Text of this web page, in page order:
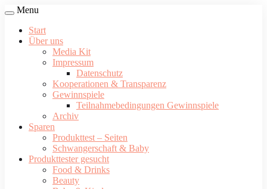
Menu
Start
Über uns
Media Kit
Impressum
Datenschutz
Kooperationen & Transparenz
Gewinnspiele
Teilnahmebedingungen Gewinnspiele
Archiv
Sparen
Produkttest – Seiten
Schwangerschaft & Baby
Produkttester gesucht
Food & Drinks
Beauty